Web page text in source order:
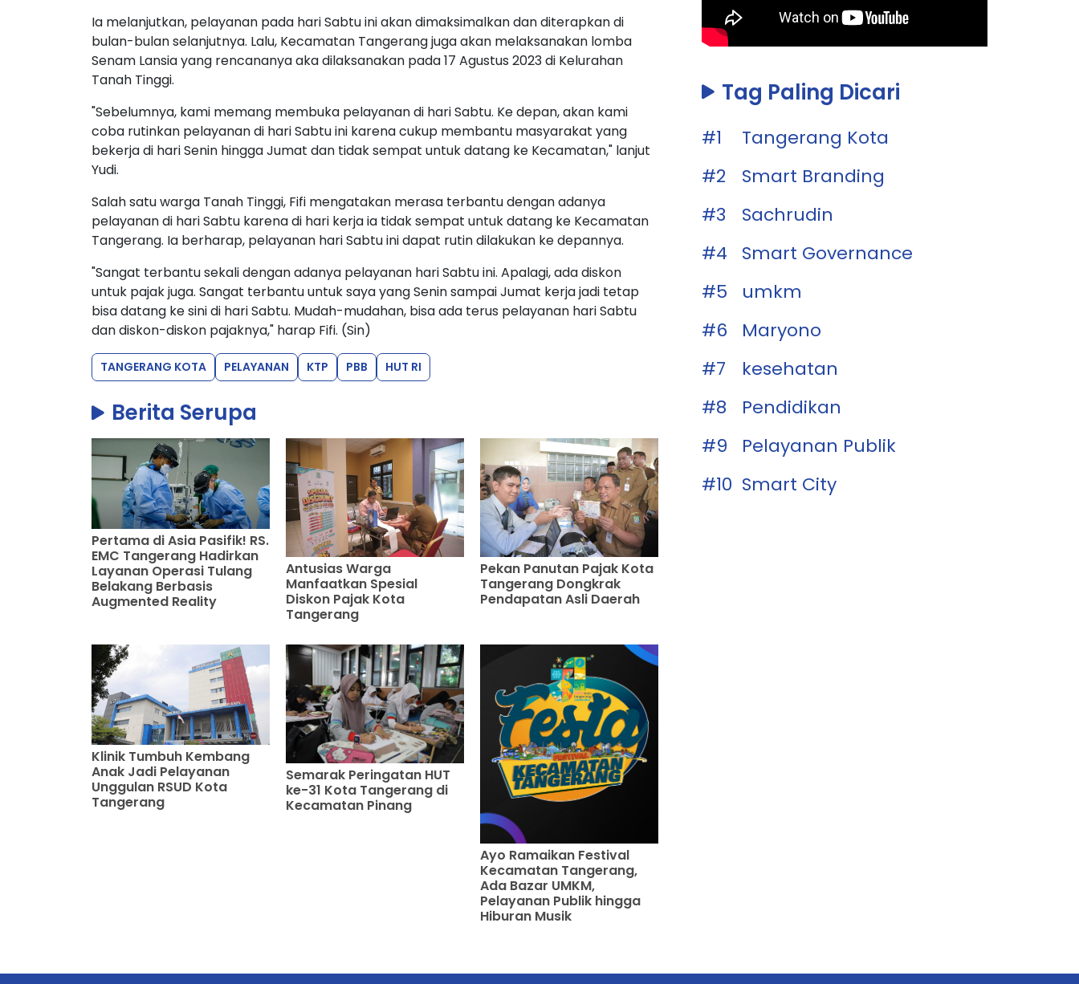
Ia melanjutkan, pelayanan pada hari Sabtu ini akan dimaksimalkan dan diterapkan di
bulan-bulan selanjutnya. Lalu, Kecamatan Tangerang juga akan melaksanakan lomba
Senam Lansia yang rencananya aka dilaksanakan pada 17 Agustus 2023 di Kelurahan
Tanah Tinggi.
"Sebelumnya, kami memang membuka pelayanan di hari Sabtu. Ke depan, akan kami
coba rutinkan pelayanan di hari Sabtu ini karena cukup membantu masyarakat yang
bekerja di hari Senin hingga Jumat dan tidak sempat untuk datang ke Kecamatan," lanjut
Yudi.
Salah satu warga Tanah Tinggi, Fifi mengatakan merasa terbantu dengan adanya
pelayanan di hari Sabtu karena di hari kerja ia tidak sempat untuk datang ke Kecamatan
Tangerang. Ia berharap, pelayanan hari Sabtu ini dapat rutin dilakukan ke depannya.
"Sangat terbantu sekali dengan adanya pelayanan hari Sabtu ini. Apalagi, ada diskon
untuk pajak juga. Sangat terbantu untuk saya yang Senin sampai Jumat kerja jadi tetap
bisa datang ke sini di hari Sabtu. Mudah-mudahan, bisa ada terus pelayanan hari Sabtu
dan diskon-diskon pajaknya," harap Fifi. (Sin)
TANGERANG KOTA PELAYANAN KTP PBB HUT RI
Berita Serupa
Pertama di Asia Pasifik! RS.
EMC Tangerang Hadirkan
Layanan Operasi Tulang
Belakang Berbasis
Augmented Reality
Antusias Warga
Manfaatkan Spesial
Diskon Pajak Kota
Tangerang
Pekan Panutan Pajak Kota
Tangerang Dongkrak
Pendapatan Asli Daerah
Klinik Tumbuh Kembang
Anak Jadi Pelayanan
Unggulan RSUD Kota
Tangerang
Semarak Peringatan HUT
ke-31 Kota Tangerang di
Kecamatan Pinang
Ayo Ramaikan Festival
Kecamatan Tangerang,
Ada Bazar UMKM,
Pelayanan Publik hingga
Hiburan Musik
Tag Paling Dicari
#1
Tangerang Kota
#2
Smart Branding
#3
Sachrudin
#4
Smart Governance
#5
umkm
#6
Maryono
#7
kesehatan
#8
Pendidikan
#9
Pelayanan Publik
#10 Smart City